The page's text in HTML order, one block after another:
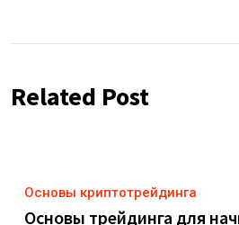
Related Post
Основы криптотрейдинга
Основы трейдинга для